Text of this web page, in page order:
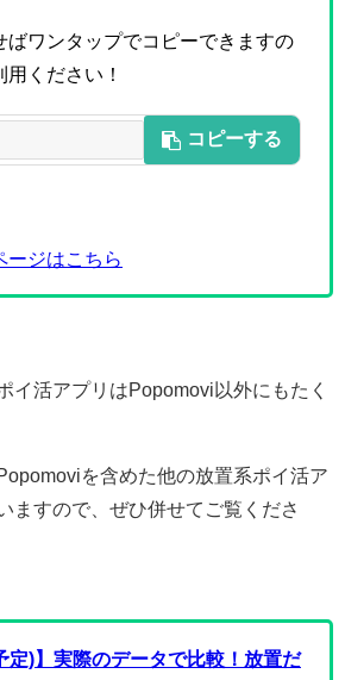
ばワンタップでコピーできますの
ください！
コピーする
ージはこちら
イ活アプリはPopomovi以外にもたく
を含めた他の放置系ポイ活ア
ますので、ぜひ併せてご覧くださ
定)】実際のデータで比較！放置だ